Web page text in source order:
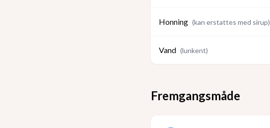
Honning (kan erstattes med sirup)
Vand (lunkent)
Fremgangsmåde